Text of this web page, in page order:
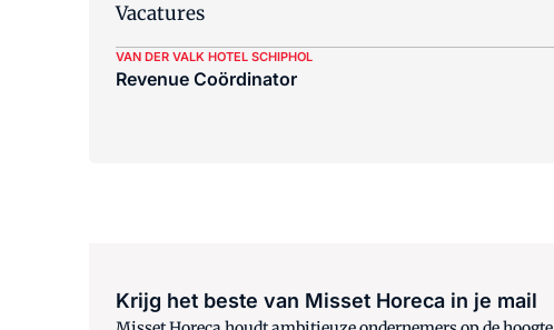
Vacatures
VAN DER VALK HOTEL SCHIPHOL
Revenue Coördinator
Krijg het beste van Misset Horeca in je mail